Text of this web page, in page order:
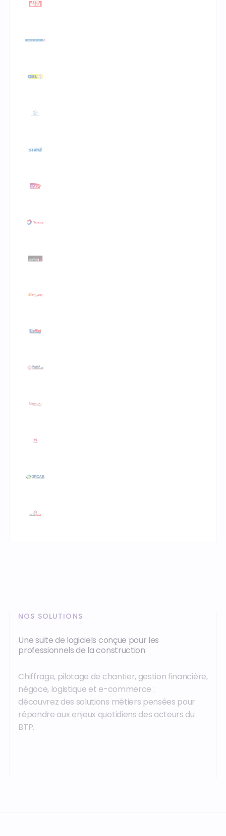
NOS SOLUTIONS
Une suite de logiciels conçue pour les
professionnels de la construction
Chiffrage, pilotage de chantier, gestion financière,
négoce, logistique et e-commerce :
découvrez des solutions métiers pensées pour
répondre aux enjeux quotidiens des acteurs du
BTP.